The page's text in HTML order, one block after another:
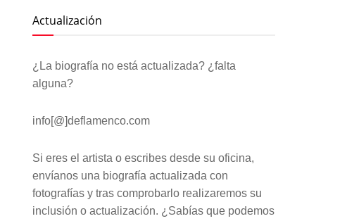
Actualización
¿La biografía no está actualizada? ¿falta
alguna?
info[@]deflamenco.com
Si eres el artista o escribes desde su oficina,
envíanos una biografía actualizada con
fotografías y tras comprobarlo realizaremos su
inclusión o actualización. ¿Sabías que podemos